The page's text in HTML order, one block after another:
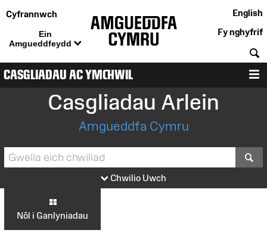
Cyfrannwch
Ein
Amgueddfeydd
English
Fy nghyfrif
CASGLIADAU AC YMCHWIL
Casgliadau Arlein
Amgueddfa Cymru
Chwilio Uwch
Nôl i Ganlyniadau